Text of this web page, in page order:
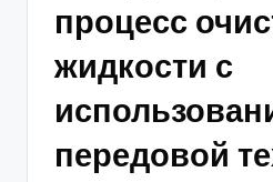
процесс
жидкости с
передовой